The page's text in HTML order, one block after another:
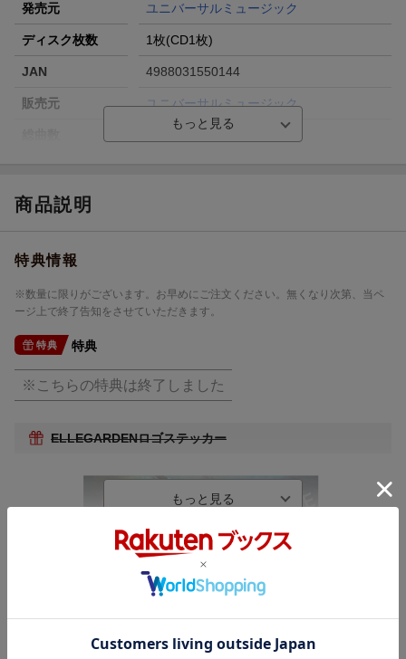
発売元 ユニバーサルミュージック
ディスク枚数 1枚(CD1枚)
JAN 4988031550144
販売元 ユニバーサルミュージック
品番
商品説明
特典情報
※数量に限りがございます。お早めにご注文ください。無くなり次第、当ペ
ージ上で終了告知をさせていただきます。
特典 特典
※こちらの特典は終了しました
ELLEGARDENロゴステッカー
サイズ：202mm×58mm
2000年代よりインディーズから音楽シーンを席巻し、活動休止中
もその存在が伝説的に口承されたロックバンド”ELLEGARDEN”、
16年ぶりとなる待望のニューアルバム。